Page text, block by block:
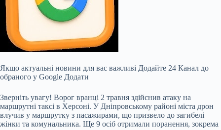
Якщо актуальні новини для вас важливі Додайте 24 Канал до
обраного у Google Додати
Зверніть увагу! Ворог вранці 2 травня здійснив атаку на
маршрутні таксі в Херсоні. У Дніпровському районі міста дрон
влучив у маршрутку з пасажирами, що призвело до загибелі
жінки та комунальника. Ще 9 осіб отримали поранення, зокрема